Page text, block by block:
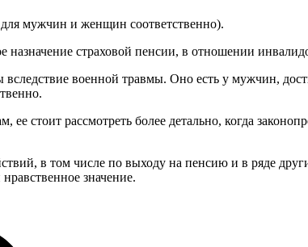
для мужчин и женщин соответственно).
назначение страховой пенсии, в отношении
военной травмы. Оно есть у мужчин,
рассмотреть более детально, когда
в том числе по выходу на пенсию и в ряде
значение.